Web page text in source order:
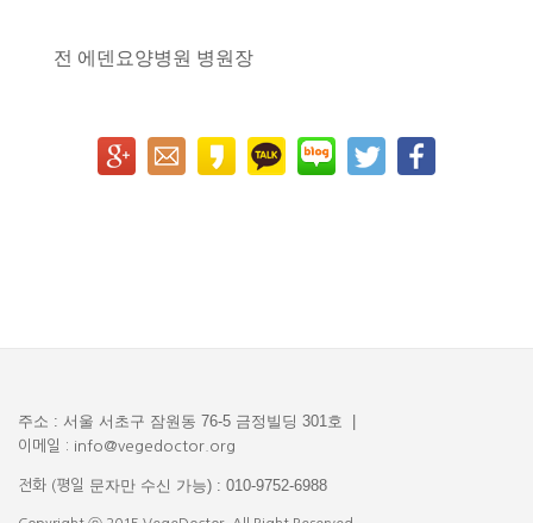
전 에덴요양병원 병원장
주소 : 서울 서초구 잠원동 76-5 금정빌딩 301호 |
이메일 : info@vegedoctor.org
전화 (평일 문자만 수신 가능) : 010-9752-6988